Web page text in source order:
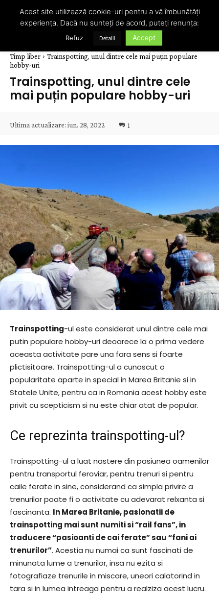
Timp liber
Trainspotting, unul dintre cele mai puțin populare
hobby-uri
Trainspotting, unul dintre cele
mai puțin populare hobby-uri
Ultima actualizare: iun. 28, 2022 1
Trainspotting-ul este considerat unul dintre cele mai
putin populare hobby-uri deoarece la o prima vedere
aceasta activitate pare una fara sens si foarte
plictisitoare. Trainspotting-ul a cunoscut o
popularitate aparte in special in Marea Britanie si in
Statele Unite, pentru ca in Romania acest hobby este
privit cu scepticism si nu este chiar atat de popular.
Ce reprezinta trainspotting-ul?
Trainspotting-ul a luat nastere din pasiunea oamenilor
pentru transportul feroviar, pentru trenuri si pentru
caile ferate in sine, considerand ca simpla privire a
trenurilor poate fi o activitate cu adevarat relxanta si
fascinanta. In Marea Britanie, pasionatii de
trainspotting mai sunt numiti si “rail fans”, in
traducere “pasioanti de cai ferate” sau “fani ai
trenurilor”. Acestia nu numai ca sunt fascinati de
minunata lume a trenurilor, insa nu ezita si
fotografiaze trenurile in miscare, uneori calatorind in
tara si in lumea intreaga pentru a realziza acest lucru.
Acest site utilizează cookie-uri pentru a vă îmbunătăți
experiența. Dacă nu sunteți de acord, puteți renunța:
Refuz Detalii Accept